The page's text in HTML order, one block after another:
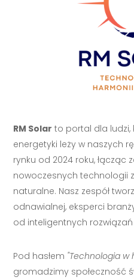
RM Solar to portal dla ludzi,
energetyki leży w naszych
rynku od 2024 roku, łącząc
nowoczesnych technologii
naturalne. Nasz zespół
odnawialnej, eksperci
od inteligentnych
Pod hasłem "Technologia w
gromadzimy społeczność